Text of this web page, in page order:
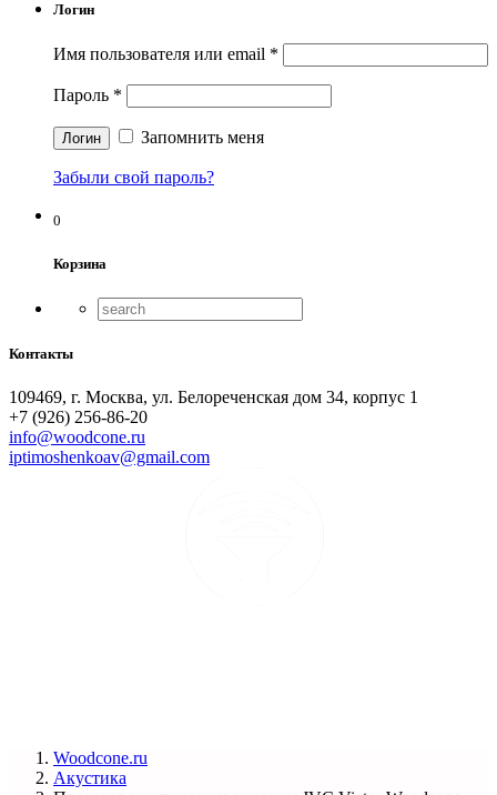
Логин
Имя пользователя или email *
Пароль *
Запомнить меня
Забыли свой пароль?
0
Корзина
Контакты
109469, г. Москва, ул. Белореченская дом 34, корпус 1
+7 (926) 256-86-20
info@woodcone.ru
iptimoshenkoav@gmail.com
Woodcone.ru
Акустика